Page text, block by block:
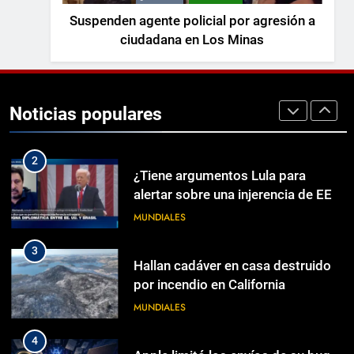
Suspenden agente policial por agresión a
ciudadana en Los Minas
Noticias populares
a MLB que tomó casi tres lustros
NOTICIAS
1
Sandra, la joven trans que vive en
una cueva en Málaga: «Quiero que
2
¿Tiene argumentos Lula para
alertar sobre una injerencia de EE.
UU. en las elecciones de Brasil?
MUNDIALES
3
Hallan cadáver en casa destruido
por incendio en California
MUNDIALES
4